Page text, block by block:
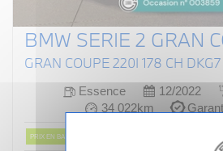
BMW SERIE 2 GRAN
GRAN COUPE 220I 178 CH
Essence 12/2022
34 022km
PRIX EN BAISSE